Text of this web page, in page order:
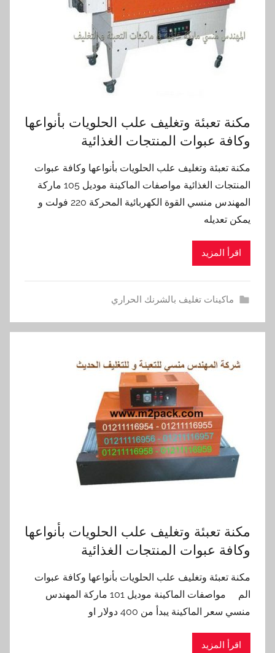
مكنة تعبئة وتغليف علب الحلويات بأنواعها
وكافة عبوات المنتجات الغذائية
مكنة تعبئة وتغليف علب الحلويات بأنواعها وكافة عبوات
المنتجات الغذائية مواصفات الماكينة موديل 105 ماركة
المهندس منسي القوة الكهربائية المحركة 220 فولت و
يمكن تعديله
اقرأ المزيد
ماكينات تغليف بالشرنك الحراري
مكنة تعبئة وتغليف علب الحلويات بأنواعها
وكافة عبوات المنتجات الغذائية
مكنة تعبئة وتغليف علب الحلويات بأنواعها وكافة عبوات
الم مواصفات الماكينة موديل 101 ماركة المهندس
منسي سعر الماكينة يبدأ من 400 دولار او
اقرأ المزيد